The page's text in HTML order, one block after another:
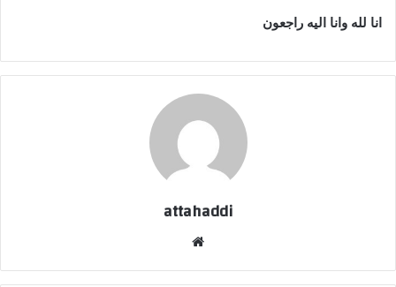
انا لله وانا اليه راجعون
attahaddi